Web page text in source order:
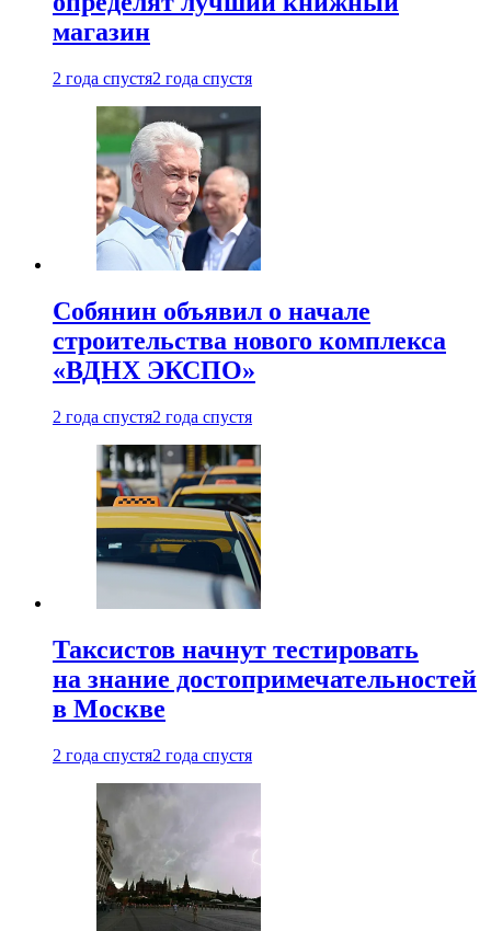
магазин
2 года спустя2 года спустя
Собянин объявил о начале
строительства нового комплекса
«ВДНХ ЭКСПО»
2 года спустя2 года спустя
Таксистов начнут тестировать
на знание достопримечательностей
в Москве
2 года спустя2 года спустя